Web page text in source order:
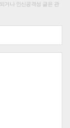
거나 인신공격성 글은 관